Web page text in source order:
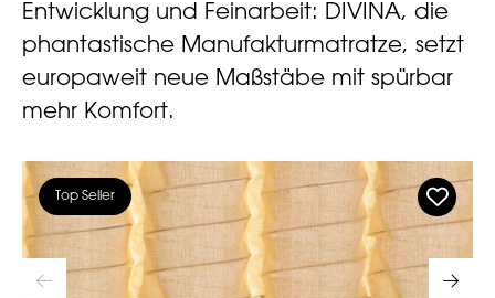
Entwicklung und Feinarbeit: DIVINA, die
phantastische Manufakturmatratze, setzt
europaweit neue Maßstäbe mit spürbar
mehr Komfort.
Top Seller